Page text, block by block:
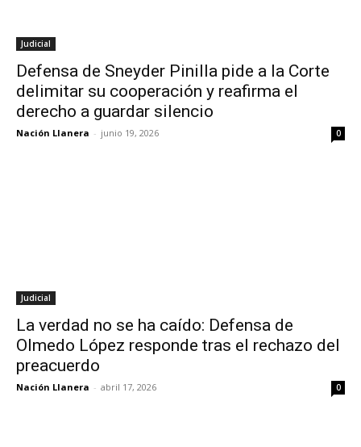
Judicial
Defensa de Sneyder Pinilla pide a la Corte
delimitar su cooperación y reafirma el
derecho a guardar silencio
Nación Llanera - junio 19, 2026 0
Judicial
La verdad no se ha caído: Defensa de
Olmedo López responde tras el rechazo del
preacuerdo
Nación Llanera - abril 17, 2026 0